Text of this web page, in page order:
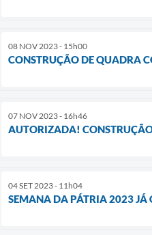
08 NOV 2023 - 15h00
CONSTRUÇÃO DE QUADRA
07 NOV 2023 - 16h46
AUTORIZADA!
04 SET 2023 - 11h04
SEMANA DA PÁTRIA 2023 JÁ